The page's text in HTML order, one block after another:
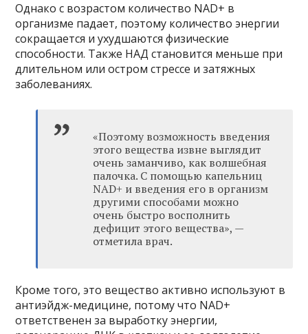
Однако с возрастом количество NAD+ в
организме падает, поэтому количество энергии
сокращается и ухудшаются физические
способности. Также НАД становится меньше при
длительном или остром стрессе и затяжных
заболеваниях.
«Поэтому возможность введения
этого вещества извне выглядит
очень заманчиво, как волшебная
палочка. С помощью капельниц
NAD+ и введения его в организм
другими способами можно
очень быстро восполнить
дефицит этого вещества», —
отметила врач.
Кроме того, это вещество активно используют в
антиэйдж-медицине, потому что NAD+
ответственен за выработку энергии,